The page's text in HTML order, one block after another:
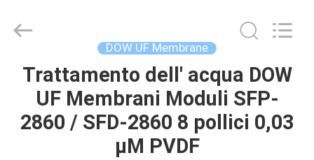
CASA
PRODOTTI
Fenigal
Science
DOW UF Membrane
Trattamento dell' acqua DOW
UF Membrani Moduli SFP-
2860 / SFD-2860 8 pollici 0,03
μM PVDF